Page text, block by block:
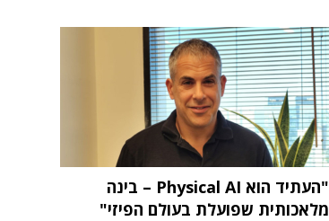
"העתיד הוא Physical AI – בינה
מלאכותית שפועלת בעולם הפיזי"